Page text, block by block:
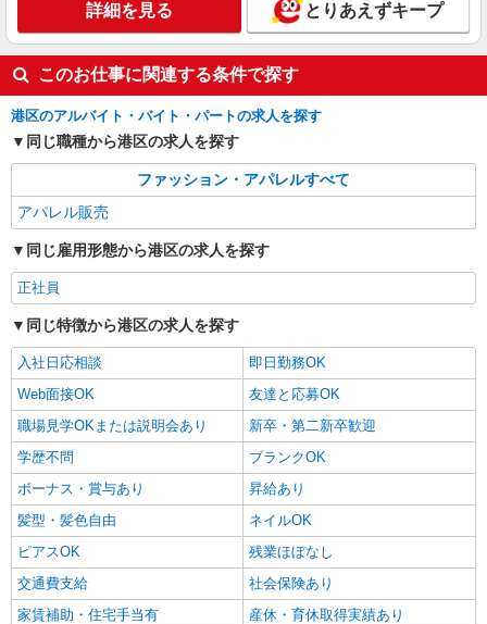
詳細を見る とりあえずキープ
このお仕事に関連する条件で探す
港区のアルバイト・バイト・パートの求人を探す
同じ職種から港区の求人を探す
ファッション・アパレルすべて
アパレル販売
同じ雇用形態から港区の求人を探す
正社員
同じ特徴から港区の求人を探す
入社日応相談
即日勤務OK
Web面接OK
友達と応募OK
職場見学OKまたは説明会あり
新卒・第二新卒歓迎
学歴不問
ブランクOK
ボーナス・賞与あり
昇給あり
髪型・髪色自由
ネイルOK
ピアスOK
残業ほぼなし
交通費支給
社会保険あり
家賃補助・住宅手当有
産休・育休取得実績あり